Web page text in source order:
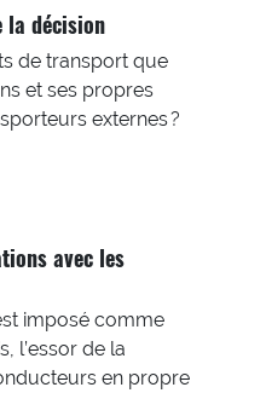
décision
de transport que
et ses propres
externes ?
avec les
imposé comme
l’essor de la
en propre